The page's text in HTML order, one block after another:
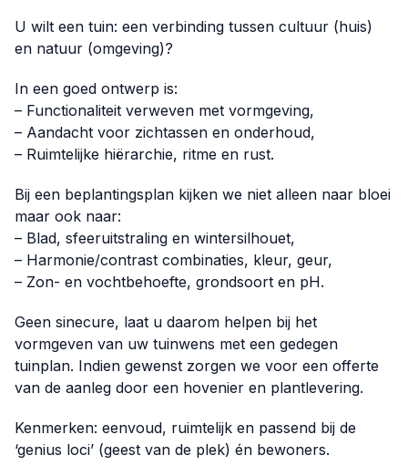
U wilt een tuin: een verbinding tussen cultuur (huis)
en natuur (omgeving)?
In een goed ontwerp is:
– Functionaliteit verweven met vormgeving,
– Aandacht voor zichtassen en onderhoud,
– Ruimtelijke hiërarchie, ritme en rust.
Bij een beplantingsplan kijken we niet alleen naar bloei
maar ook naar:
– Blad, sfeeruitstraling en wintersilhouet,
– Harmonie/contrast combinaties, kleur, geur,
– Zon- en vochtbehoefte, grondsoort en pH.
Geen sinecure, laat u daarom helpen bij het
vormgeven van uw tuinwens met een gedegen
tuinplan. Indien gewenst zorgen we voor een offerte
van de aanleg door een hovenier en plantlevering.
Kenmerken: eenvoud, ruimtelijk en passend bij de
‘genius loci’ (geest van de plek) én bewoners.